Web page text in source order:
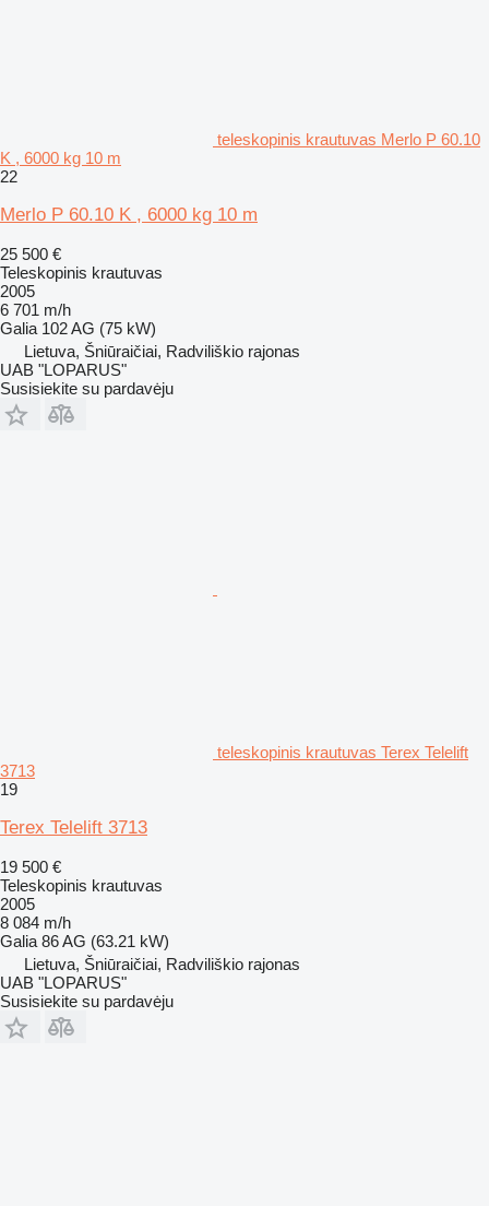
teleskopinis krautuvas Merlo P 60.10
K , 6000 kg 10 m
22
Merlo P 60.10 K , 6000 kg 10 m
25 500 €
Teleskopinis krautuvas
2005
6 701 m/h
Galia 102 AG (75 kW)
Lietuva, Šniūraičiai, Radviliškio rajonas
UAB "LOPARUS"
Susisiekite su pardavėju
teleskopinis krautuvas Terex Telelift
3713
19
Terex Telelift 3713
19 500 €
Teleskopinis krautuvas
2005
8 084 m/h
Galia 86 AG (63.21 kW)
Lietuva, Šniūraičiai, Radviliškio rajonas
UAB "LOPARUS"
Susisiekite su pardavėju